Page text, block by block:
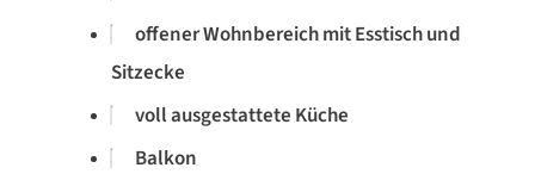
offener Wohnbereich mit Esstisch und
Sitzecke
voll ausgestattete Küche
Balkon